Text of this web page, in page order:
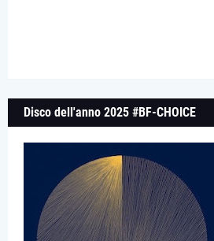
Disco dell'anno 2025 #BF-CHOICE